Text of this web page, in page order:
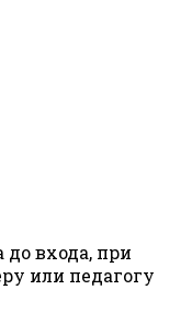
до входа, при
или педагогу